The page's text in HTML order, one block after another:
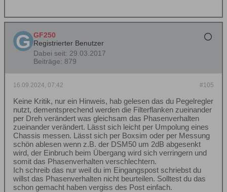
GF250
Registrierter Benutzer
Dabei seit: 29.03.2017
Beiträge: 879
#105
16.09.2024, 07:42
Keine Kritik, nur ein Hinweis, hab gelesen das du Pegelregler
nutzt, dementsprechend werden die Filterflanken zueinander
per Dreh verändert was gleichsam das Phasenverhalten
zueinander verändert. Lässt sich leicht per Umpolung eines
Chassis messen. Lässt sich per Boxsim oder per Messung
schön ablesen wenn z.B. der DSM50 um 2dB abgesenkt
wird, der Einbruch beim Übergang wird sich verringern und
somit das Phasenverhalten verschlechtern.
Ich schreib das nur weil du im Eingangspost schriebst du
willst das Phasenverhalten nicht beurteilen. Solltest du das
schon gemacht haben vergiss des Post einfach.